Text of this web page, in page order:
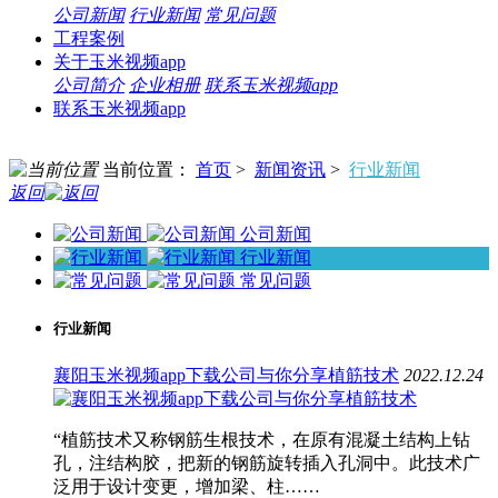
公司新闻 行业新闻 常见问题
工程案例
关于玉米视频app
公司简介 企业相册 联系玉米视频app
联系玉米视频app
当前位置： 首页 > 新闻资讯 > 行业新闻
返回
公司新闻
行业新闻
常见问题
行业新闻
襄阳玉米视频app下载公司与你分享植筋技术 2022.12.24
“植筋技术又称钢筋生根技术，在原有混凝土结构上钻
孔，注结构胶，把新的钢筋旋转插入孔洞中。此技术广
泛用于设计变更，增加梁、柱……